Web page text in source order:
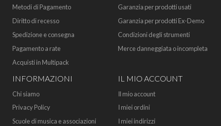
Metodi di Pagamento
Diritto di recesso
Spedizione e consegna
Pagamento a rate
Acquisti in Multipack
Garanzia per prodotti usati
Garanzia per prodotti Ex-Demo
Condizioni degli strumenti
Merce danneggiata o incompleta
INFORMAZIONI
Chi siamo
Privacy Policy
Scuole di musica e associazioni
IL MIO ACCOUNT
Il mio account
I miei ordini
I miei indirizzi